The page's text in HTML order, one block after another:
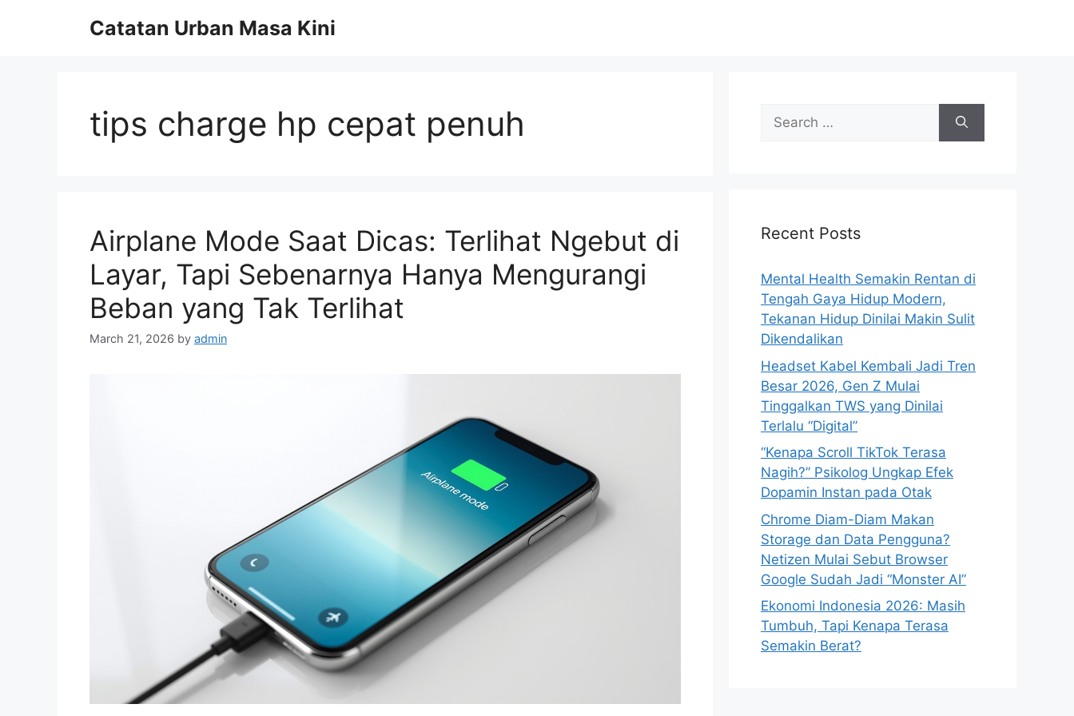
Catatan Urban Masa Kini
tips charge hp cepat penuh
Airplane Mode Saat Dicas: Terlihat Ngebut di
Layar, Tapi Sebenarnya Hanya Mengurangi
Beban yang Tak Terlihat
March 21, 2026 by admin
f
r
:
Recent Posts
Mental Health Semakin Rentan di
Tengah Gaya Hidup Modern,
Tekanan Hidup Dinilai Makin Sulit
Dikendalikan
Headset Kabel Kembali Jadi Tren
Besar 2026, Gen Z Mulai
Tinggalkan TWS yang Dinilai
Terlalu “Digital”
“Kenapa Scroll TikTok Terasa
Nagih?” Psikolog Ungkap Efek
Dopamin Instan pada Otak
Chrome Diam-Diam Makan
Storage dan Data Pengguna?
Netizen Mulai Sebut Browser
Google Sudah Jadi “Monster AI”
Ekonomi Indonesia 2026: Masih
Tumbuh, Tapi Kenapa Terasa
Semakin Berat?